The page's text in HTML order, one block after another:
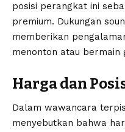
posisi perangkat ini
premium. Dukungan
memberikan
menonton atau bermain
Harga dan
Dalam wawancara
menyebutkan bahwa